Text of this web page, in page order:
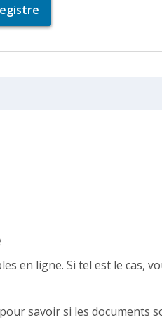
en ligne. Si tel est le cas,
savoir si les documents